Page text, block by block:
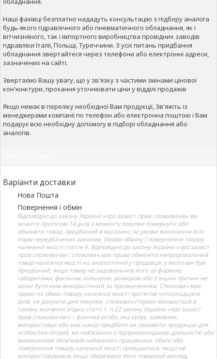
Наші фахівці безплатно нададуть консультацію з підбору аналога
будь-якого гідравлічного або пневматичного обладнання, як і
вітчизняного, так і імпортного виробництва провідних заводів
гідравліки Італії, Польщі, Туреччини. З усіх питань придбання
обладнання звертайтеся через телефони або електронні адреси,
зазначених на сайті.
Звертаємо Вашу увагу, що у зв'язку з частими змінами цінової
кон'юнктури, прохання уточнювати ціни у відділі продажів
Якщо немає в переліку необхідної Вам продукції, Зв'яжіть із
менеджерами компанії по телефон або електронна поштою і Вам
подарує всю необхідну допомогу в підборі обладнання або
аналогів.
Варіанти доставки
Нова Пошта
Повернення і обмін
Відповідно до закону України «про захист прав споживачів» ви
можете протягом 14 днів з моменту покупки повернути або
обміняти товар, придбаний в магазині, за умови виконання всіх
норм передбачених законом. Умови обміну / повернення товару
належної якості стаття 9. Відповідно до закону України «про захист
прав споживачів»: споживач має право обміняти непродовольчий
товар належної якості на аналогічний у продавця, у якого він був
придбаний, якщо товар не задовольнив його за формою,
габаритами, фасоном, кольором, розміром або з інших причин не
може бути ним використаний за призначенням. Споживач має
право на обмін товару належної якості протягом чотирнадцяти
днів, не рахуючи дня покупки. споживач (термін вживається в
такому значенні згідно статті 1. п.22 закону України «про захист
прав споживачів») – фізична особа, яка купує, замовляє,
використовує або має намір придбати чи замовити продукцію для
особистих потреб, не пов’язаних з підприємницькою діяльністю або
виконанням обов’язків найманого працівника. обмін або
повернення товару належної якості провадиться: якщо не
використовувався; якщо збережено його товарний вигляд,